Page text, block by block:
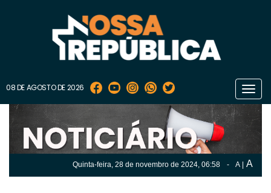
08 DE AGOSTO DE 2026
Quinta-feira, 28 de novembro de 2024, 06:58 - A A